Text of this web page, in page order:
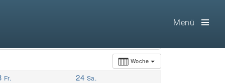
Home
Menü
Woche
Fr. 24 Sa.